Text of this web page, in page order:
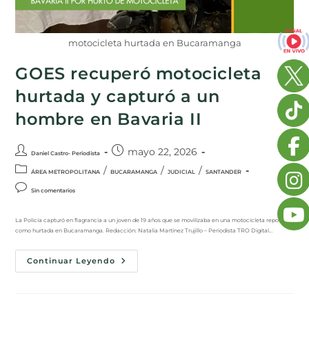
motocicleta hurtada en Bucaramanga
GOES recuperó motocicleta
hurtada y capturó a un
hombre en Bavaria II
Daniel Castro- Periodista mayo 22, 2026
ÁREA METROPOLITANA / BUCARAMANGA / JUDICIAL / SANTANDER
Sin comentarios
La Policía capturó en flagrancia a un joven de 19 años que se movilizaba en una motocicleta reportada
como hurtada en Bucaramanga. Redacción: Natalia Martínez Trujillo – Periodista TRO Digital…
Continuar Leyendo